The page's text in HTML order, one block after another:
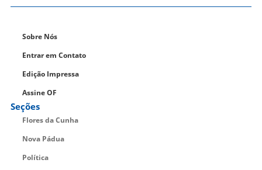
Sobre Nós
Entrar em Contato
Edição Impressa
Assine OF
Seções
Flores da Cunha
Nova Pádua
Política